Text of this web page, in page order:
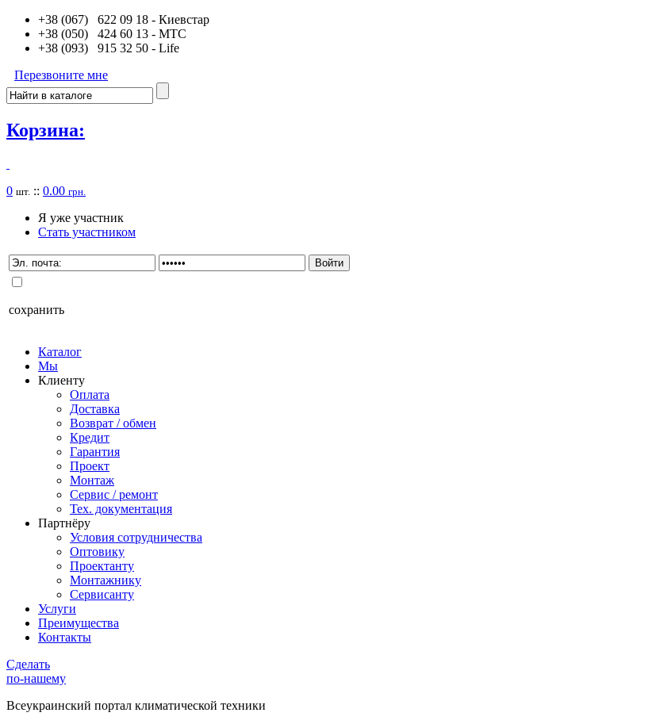
+38 (067) 622 09 18 - Киевстар
+38 (050) 424 60 13 - MTC
+38 (093) 915 32 50 - Life
Перезвоните мне
Корзина:
0 шт. :: 0.00 грн.
Я уже участник
Стать участником
сохранить
Каталог
Мы
Клиенту
Оплата
Доставка
Возврат / обмен
Кредит
Гарантия
Проект
Монтаж
Сервис / ремонт
Тех. документация
Партнёру
Условия сотрудничества
Оптовику
Проектанту
Монтажнику
Сервисанту
Услуги
Преимущества
Контакты
Сделать
по-нашему
Всеукраинский портал климатической техники